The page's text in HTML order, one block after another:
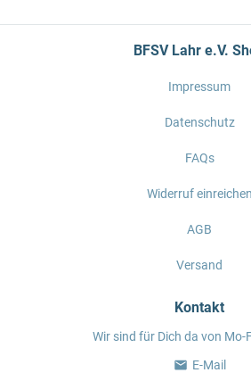
BFSV Lahr e.V.
Impressum
Datenschutz
FAQs
Widerruf einreichen
AGB
Versand
Kontakt
Wir sind für Dich da von Mo-
E-Mail